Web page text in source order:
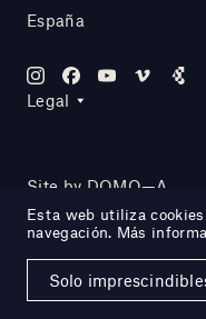
España
Legal
Site by DOMO—A
Esta web utiliza
navegación. Más
Solo